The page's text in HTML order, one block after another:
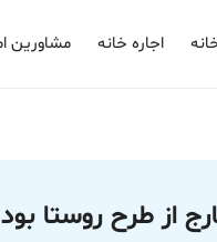
اجاره خانه مشاورین
از طرح روستا